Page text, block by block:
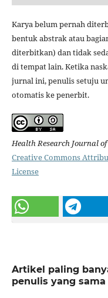
Karya belum pernah
bentuk abstrak atau
diterbitkan) dan tidak
di tempat lain. Ketika
jurnal ini, penulis setuju
otomatis ke penerbit.
Health Research Journal
Creative Commons
License
Artikel paling
penulis yang sama